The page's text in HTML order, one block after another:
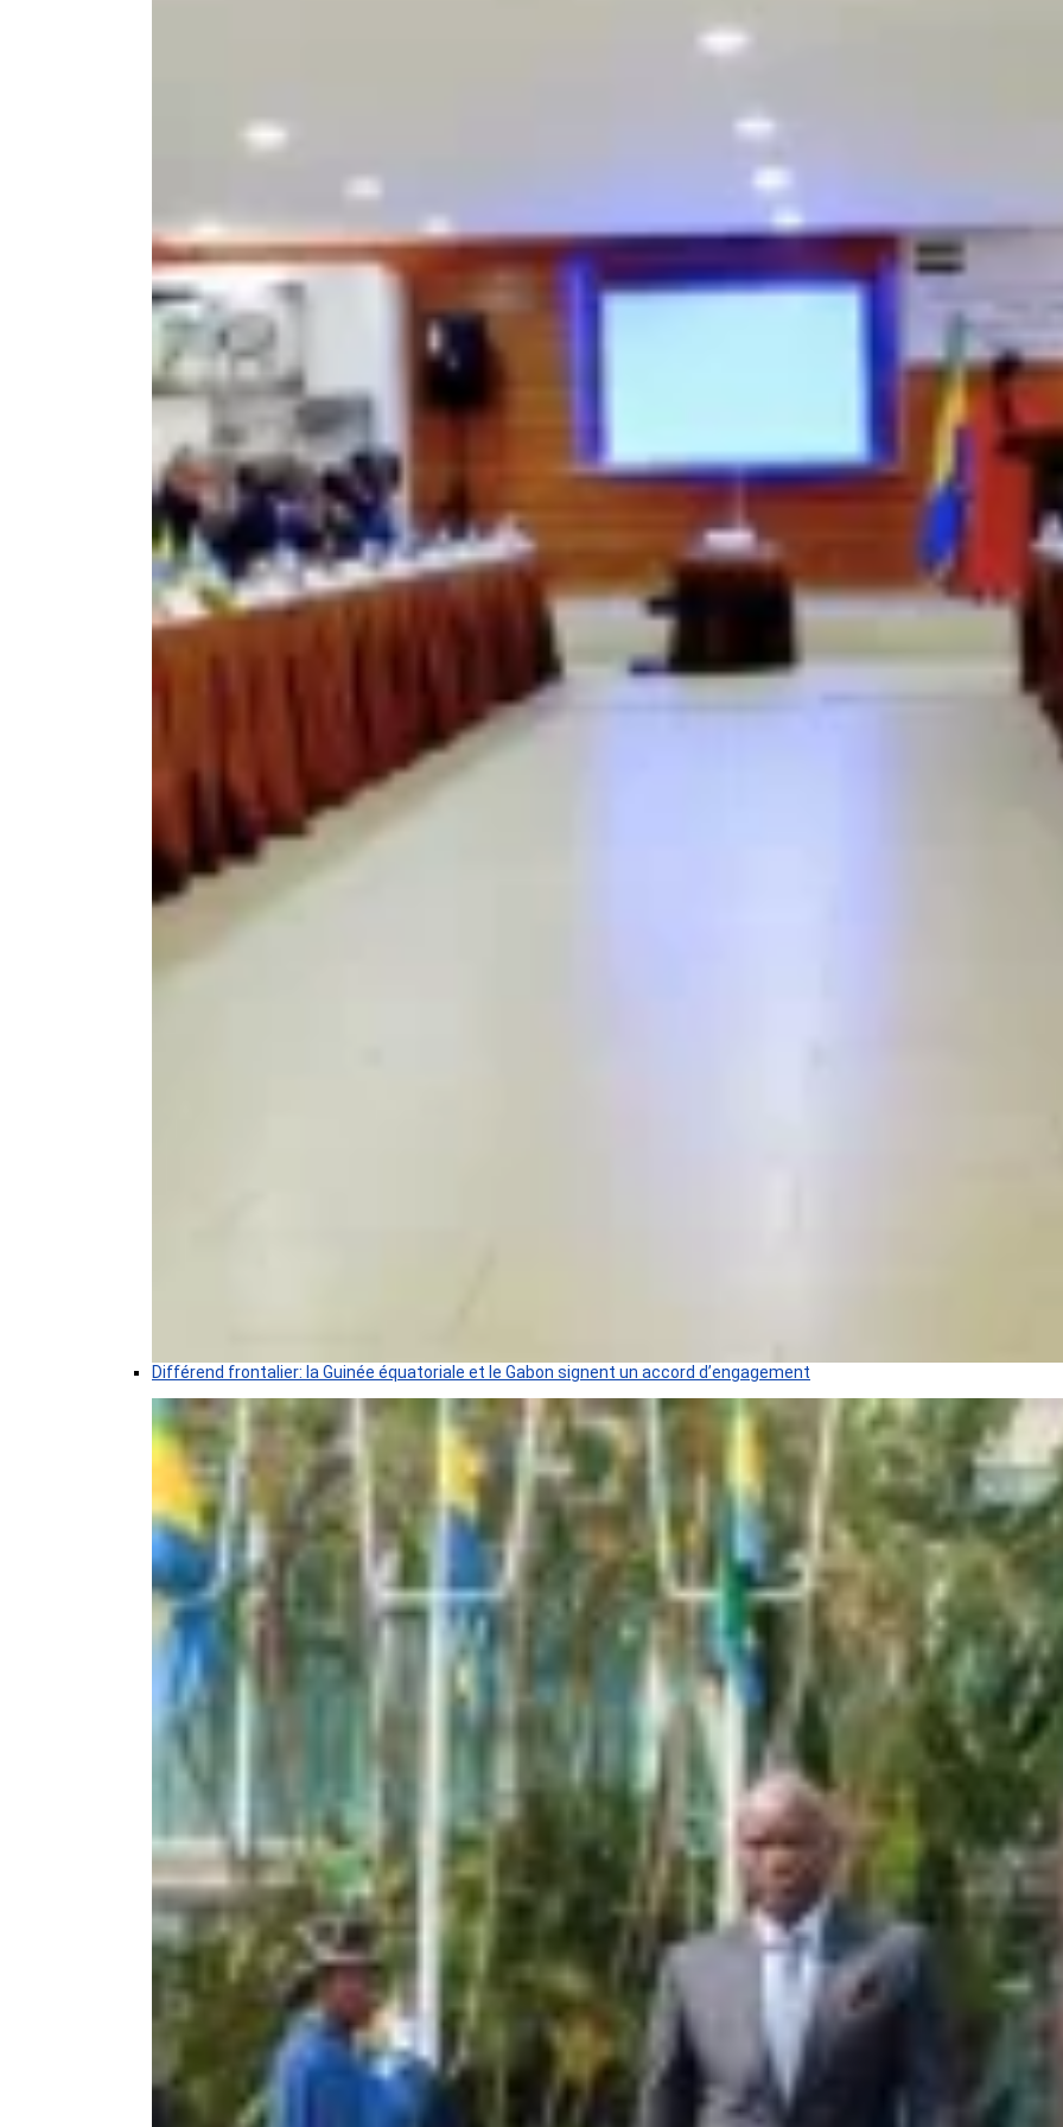
Différend frontalier: la Guinée équatoriale et le Gabon signent un accord d’engagement